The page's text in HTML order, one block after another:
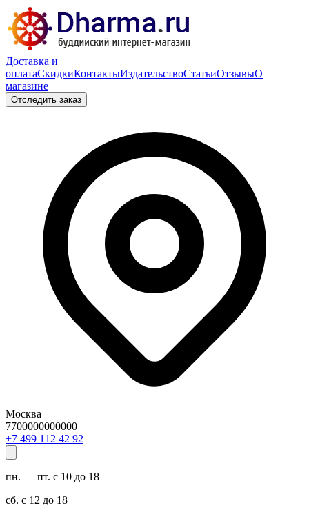
Доставка и
оплатаСкидкиКонтактыИздательствоСтатьиОтзывыО
магазине
Отследить заказ
Москва
7700000000000
29 24 211 994 7+
пн. — пт. с 10 до 18
сб. с 12 до 18